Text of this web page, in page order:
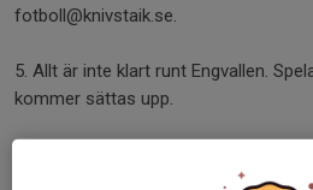
fotboll@knivstaik.se.
5. Allt är inte klart runt Engvallen.
kommer sättas upp.
man tagg så gäller samma kod som